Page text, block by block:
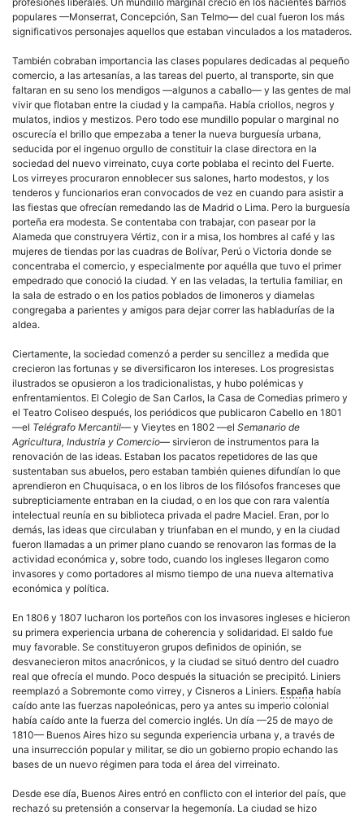
populares —Monserrat, Concepción, San Telmo— del cual fueron los más
significativos personajes aquellos que estaban vinculados a los mataderos.
También cobraban importancia las clases populares dedicadas al pequeño
comercio, a las artesanías, a las tareas del puerto, al transporte, sin que
faltaran en su seno los mendigos —algunos a caballo— y las gentes de mal
vivir que flotaban entre la ciudad y la campaña. Había criollos, negros y
mulatos, indios y mestizos. Pero todo ese mundillo popular o marginal no
oscurecía el brillo que empezaba a tener la nueva burguesía urbana,
seducida por el ingenuo orgullo de constituir la clase directora en la
sociedad del nuevo virreinato, cuya corte poblaba el recinto del Fuerte.
Los virreyes procuraron ennoblecer sus salones, harto modestos, y los
tenderos y funcionarios eran convocados de vez en cuando para asistir a
las fiestas que ofrecían remedando las de Madrid o Lima. Pero la burguesía
porteña era modesta. Se contentaba con trabajar, con pasear por la
Alameda que construyera Vértiz, con ir a misa, los hombres al café y las
mujeres de tiendas por las cuadras de Bolívar, Perú o Victoria donde se
concentraba el comercio, y especialmente por aquélla que tuvo el primer
empedrado que conoció la ciudad. Y en las veladas, la tertulia familiar, en
la sala de estrado o en los patios poblados de limoneros y diamelas
congregaba a parientes y amigos para dejar correr las habladurías de la
aldea.
Ciertamente, la sociedad comenzó a perder su sencillez a medida que
crecieron las fortunas y se diversificaron los intereses. Los progresistas
ilustrados se opusieron a los tradicionalistas, y hubo polémicas y
enfrentamientos. El Colegio de San Carlos, la Casa de Comedias primero y
el Teatro Coliseo después, los periódicos que publicaron Cabello en 1801
—el Telégrafo Mercantil— y Vieytes en 1802 —el Semanario de
Agricultura, Industria y Comercio— sirvieron de instrumentos para la
renovación de las ideas. Estaban los pacatos repetidores de las que
sustentaban sus abuelos, pero estaban también quienes difundían lo que
aprendieron en Chuquisaca, o en los libros de los filósofos franceses que
subrepticiamente entraban en la ciudad, o en los que con rara valentía
intelectual reunía en su biblioteca privada el padre Maciel. Eran, por lo
demás, las ideas que circulaban y triunfaban en el mundo, y en la ciudad
fueron llamadas a un primer plano cuando se renovaron las formas de la
actividad económica y, sobre todo, cuando los ingleses llegaron como
invasores y como portadores al mismo tiempo de una nueva alternativa
económica y política.
En 1806 y 1807 lucharon los porteños con los invasores ingleses e hicieron
su primera experiencia urbana de coherencia y solidaridad. El saldo fue
muy favorable. Se constituyeron grupos definidos de opinión, se
desvanecieron mitos anacrónicos, y la ciudad se situó dentro del cuadro
real que ofrecía el mundo. Poco después la situación se precipitó. Liniers
reemplazó a Sobremonte como virrey, y Cisneros a Liniers. España había
caído ante las fuerzas napoleónicas, pero ya antes su imperio colonial
había caído ante la fuerza del comercio inglés. Un día —25 de mayo de
1810— Buenos Aires hizo su segunda experiencia urbana y, a través de
una insurrección popular y militar, se dio un gobierno propio echando las
bases de un nuevo régimen para toda el área del virreinato.
Desde ese día, Buenos Aires entró en conflicto con el interior del país, que
rechazó su pretensión a conservar la hegemonía. La ciudad se hizo